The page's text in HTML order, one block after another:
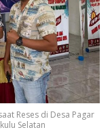
Reses di Desa Pagar
Selatan